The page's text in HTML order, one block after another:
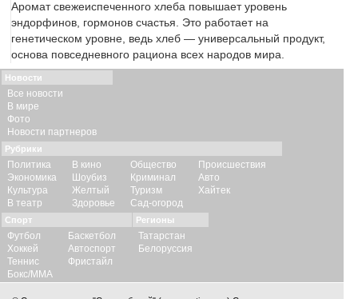
Аромат свежеиспеченного хлеба повышает уровень
эндорфинов, гормонов счастья. Это работает на
генетическом уровне, ведь хлеб — универсальный продукт,
основа повседневного рациона всех народов мира.
Новости
Все новости
В мире
Фото
Новости партнеров
Рубрики
Политика
Экономика
Культура
В театр
В кино
Шоубиз
Желтый
Здоровье
Общество
Криминал
Туризм
Сад-огород
Происшествия
Авто
Хайтек
Спорт
Футбол
Хоккей
Теннис
Бокс/ММА
Баскетбол
Автоспорт
Фристайл
Регионы
Татарстан
Белоруссия